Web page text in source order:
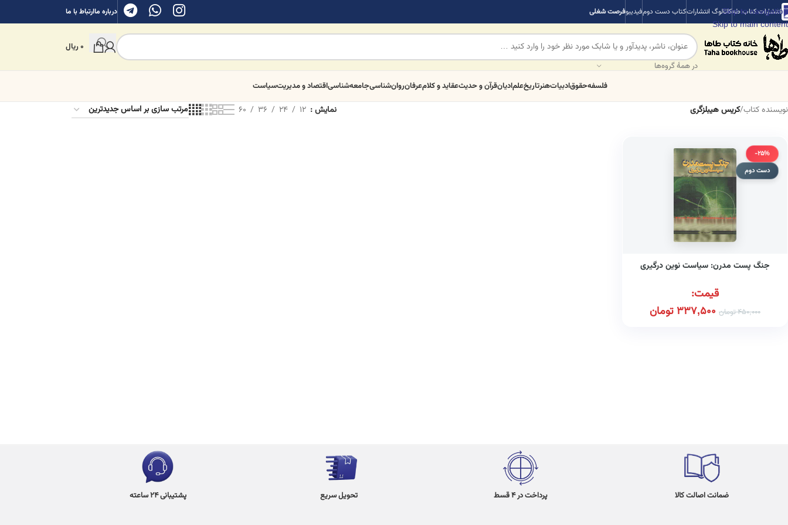
Skip to navigation
Skip to main content
انتشارات کتاب طهکاتالوگ انتشاراتکتاب دست دومفیدیبوفرصت شغلی درباره ماارتباط با ما
در همهٔ گروه‌ها
0ریال
فلسفهحقوقادبیاتهنرتاریخعلمادیانقرآن و حدیثعقاید و کلامعرفانروان‌شناسیجامعه‌شناسیاقتصاد و مدیریتسیاست
نویسنده کتاب/کریس هیبلزگری نمایش 12
24
36
60
-25%
دست دوم
جنگ پست مدرن: سیاست نوین درگیری
قیمت:
450,000تومان 337,500تومان
ضمانت اصالت کالا پرداخت در 4 قسط تحویل سریع پشتیبانی 24 ساعته